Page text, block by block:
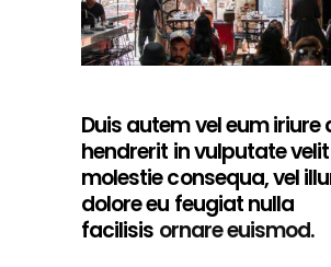
Duis autem vel eum iriure
hendrerit in vulputate
molestie consequa, vel
dolore eu feugiat nulla
facilisis ornare euismod.